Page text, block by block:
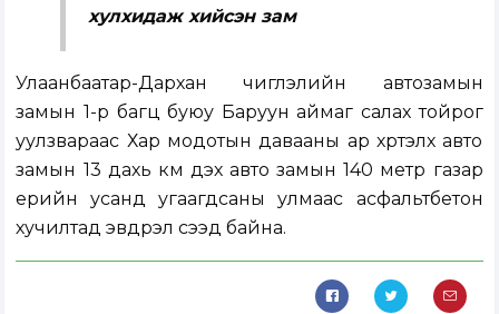
хулхидаж хийсэн зам
Улаанбаатар-Дархан чиглэлийн автозамын
замын 1-р багц буюу Баруун аймаг салах тойрог
уулзвараас Хар модотын давааны ар хүртэлх авто
замын 13 дахь км дэх авто замын 140 метр газар
үерийн усанд угаагдсаны улмаас асфальтбетон
хучилтад эвдрэл үүсээд байна.